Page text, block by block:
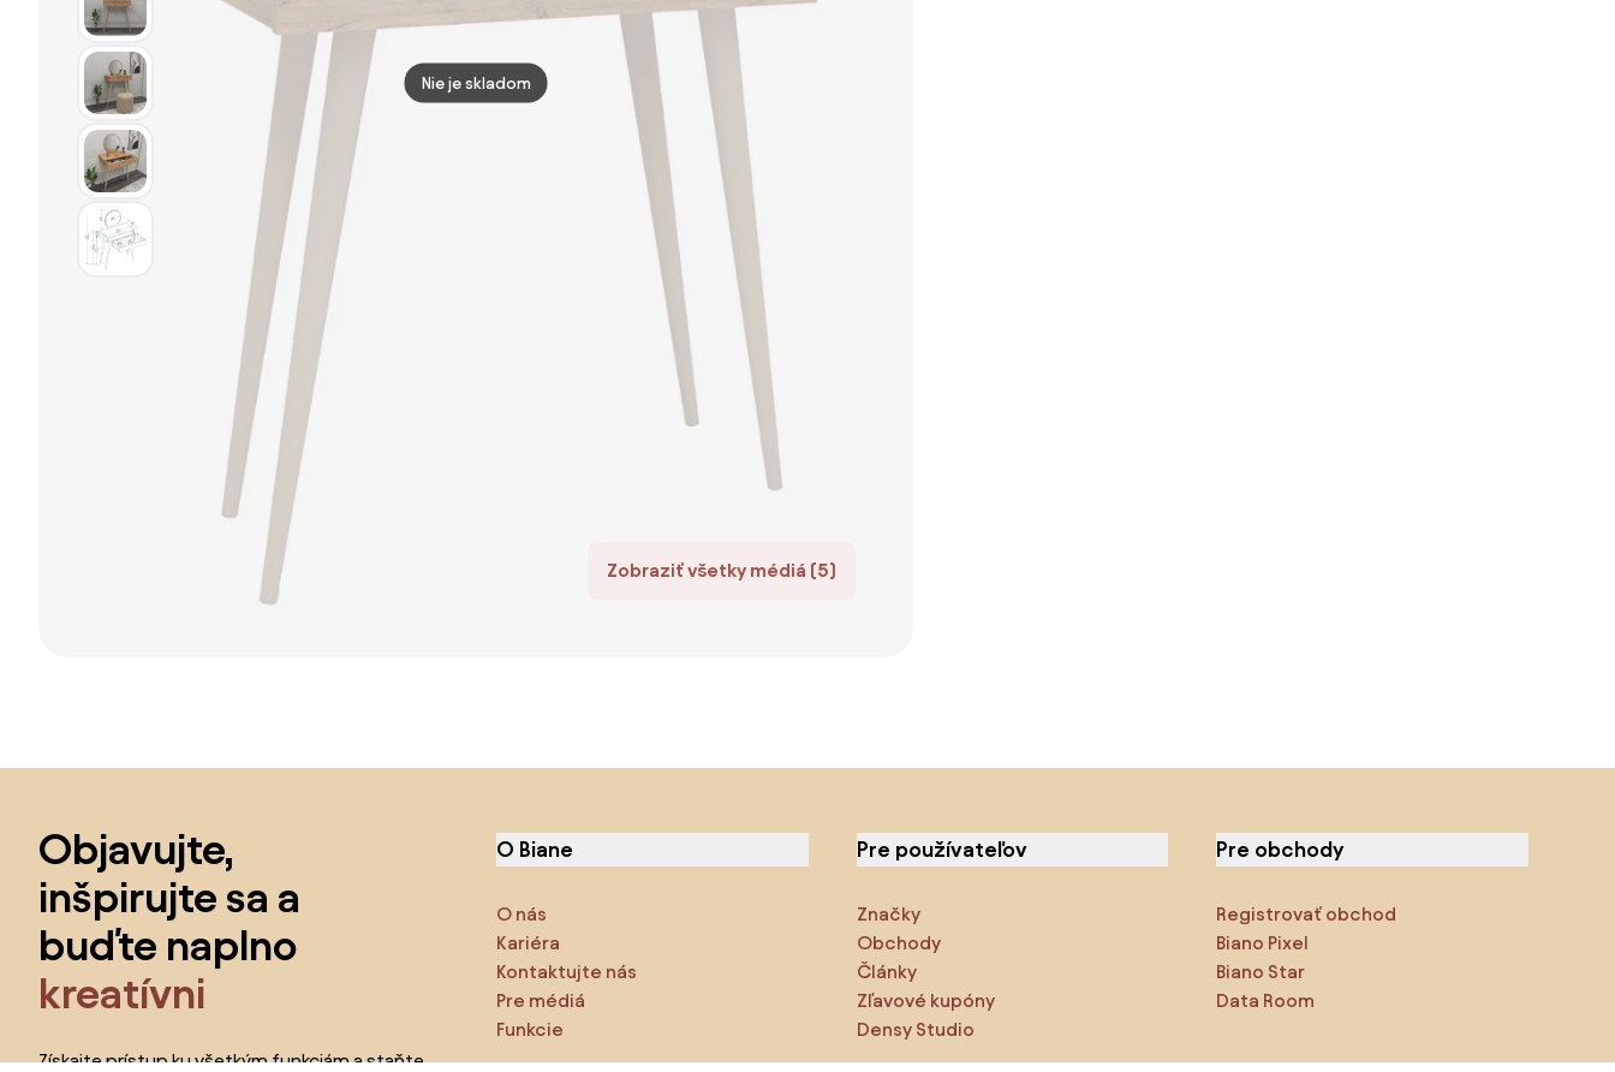
Zobraziť všetky médiá (5)
Nie je skladom
Objavujte,
inšpirujte sa a
buďte naplno
kreatívni
Získajte prístup ku všetkým funkciám a staňte
O Biane
O nás
Kariéra
Kontaktujte nás
Pre médiá
Funkcie
Pre používateľov
Značky
Obchody
Články
Zľavové kupóny
Densy Studio
Pre obchody
Registrovať obchod
Biano Pixel
Biano Star
Data Room